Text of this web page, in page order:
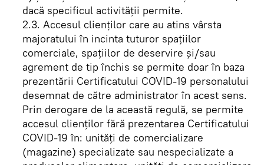
dacă specificul activităţii permite.
2.3. Accesul clienţilor care au atins vârsta
majoratului în incinta tuturor spaţiilor
comerciale, spaţiilor de deservire şi/sau
agrement de tip închis se permite doar în baza
prezentării Certificatului COVID-19 personalului
desemnat de către administrator în acest sens.
Prin derogare de la această regulă, se permite
accesul clienţilor fără prezentarea Certificatului
COVID-19 în: unităţi de comercializare
(magazine) specializate sau nespecializate a